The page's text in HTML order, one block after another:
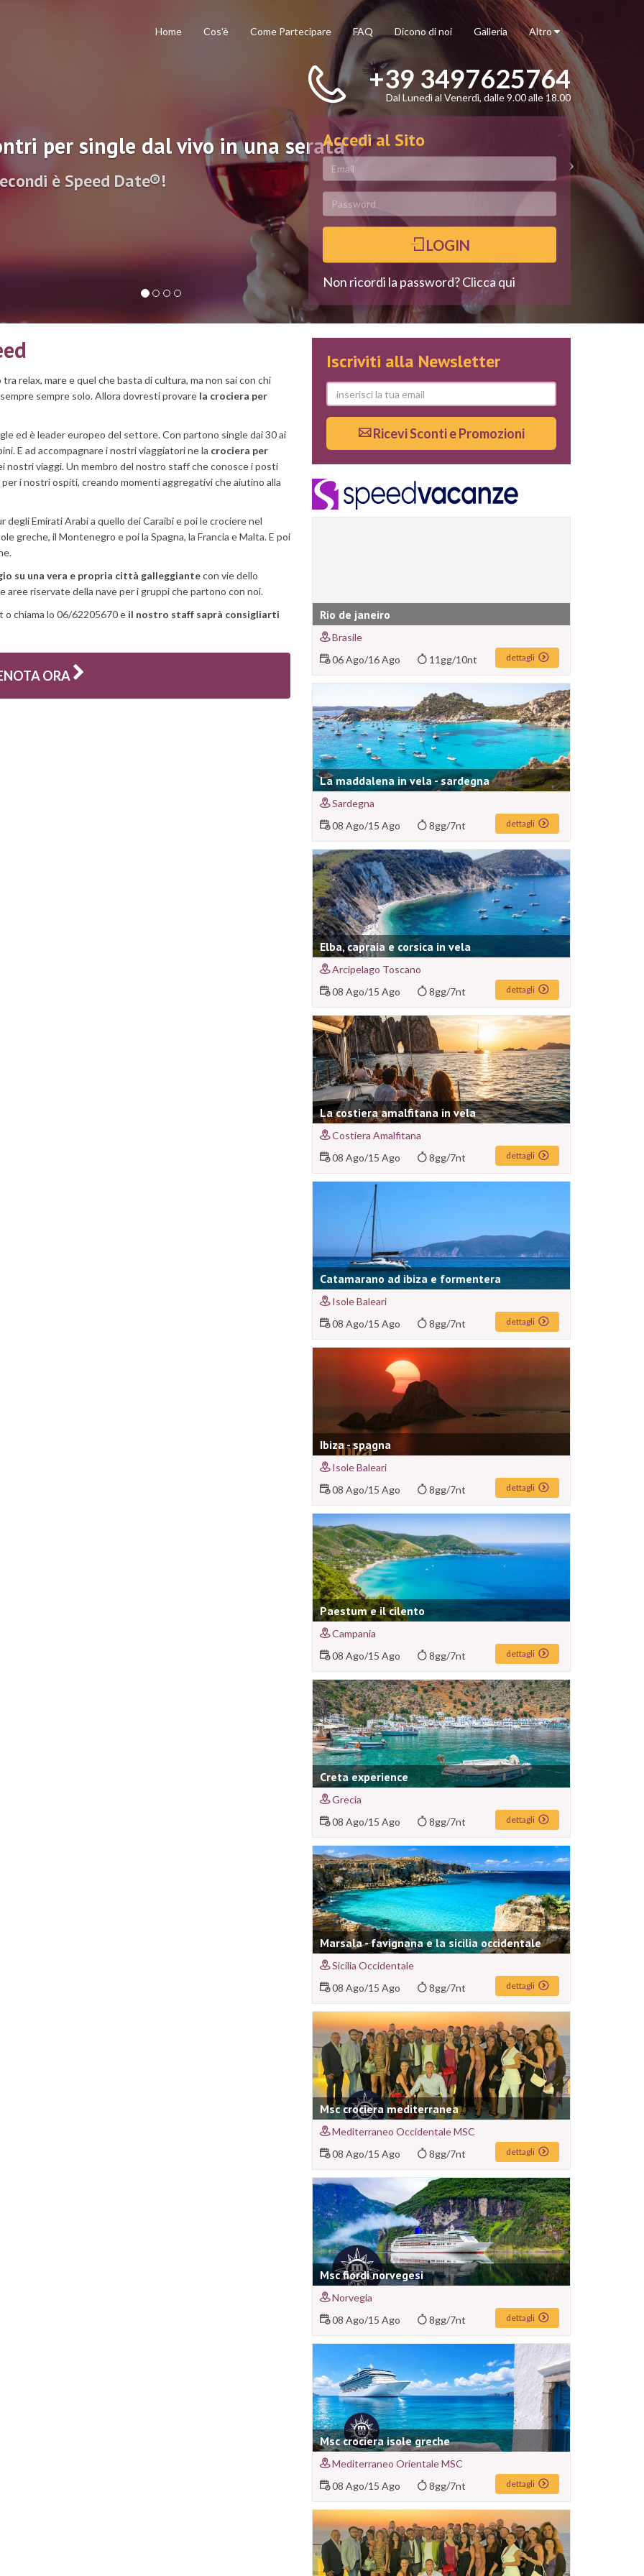
Home Cos'è Come Partecipare FAQ Dicono di noi Galleria Altro
per single dal vivo in una serata
è Speed Date®!
+39 3497625764
Dal Lunedì al Venerdì, dalle 9.00 alle 18.00
Accedi al Sito
LOGIN
Non ricordi la password? Clicca qui
relax, mare e quel che basta di cultura, ma non sai con chi
sempre solo. Allora dovresti provare la crociera per
ed è leader europeo del settore. Con partono single dai 30 ai
E ad accompagnare i nostri viaggiatori ne la crociera per
nostri viaggi. Un membro del nostro staff che conosce i posti
i nostri ospiti, creando momenti aggregativi che aiutino alla
degli Emirati Arabi a quello dei Caraibi e poi le crociere nel
greche, il Montenegro e poi la Spagna, la Francia e Malta. E poi
su una vera e propria città galleggiantecon vie dello
aree riservate della nave per i gruppi che partono con noi.
o chiama lo 06/62205670 e il nostro staff saprà consigliarti
ORA
Iscriviti alla Newsletter
Ricevi Sconti e Promozioni
Rio de janeiro
Brasile
06 Ago/16 Ago 11gg/10nt dettagli
La maddalena in vela - sardegna
Sardegna
08 Ago/15 Ago 8gg/7nt dettagli
Elba, capraia e corsica in vela
Arcipelago Toscano
08 Ago/15 Ago 8gg/7nt dettagli
La costiera amalfitana in vela
Costiera Amalfitana
08 Ago/15 Ago 8gg/7nt dettagli
Catamarano ad ibiza e formentera
Isole Baleari
08 Ago/15 Ago 8gg/7nt dettagli
Ibiza - spagna
Isole Baleari
08 Ago/15 Ago 8gg/7nt dettagli
Paestum e il cilento
Campania
08 Ago/15 Ago 8gg/7nt dettagli
Creta experience
Grecia
08 Ago/15 Ago 8gg/7nt dettagli
Marsala - favignana e la sicilia occidentale
Sicilia Occidentale
08 Ago/15 Ago 8gg/7nt dettagli
Msc crociera mediterranea
Mediterraneo Occidentale MSC
08 Ago/15 Ago 8gg/7nt dettagli
Msc fiordi norvegesi
Norvegia
08 Ago/15 Ago 8gg/7nt dettagli
Msc crociera isole greche
Mediterraneo Orientale MSC
08 Ago/15 Ago 8gg/7nt dettagli